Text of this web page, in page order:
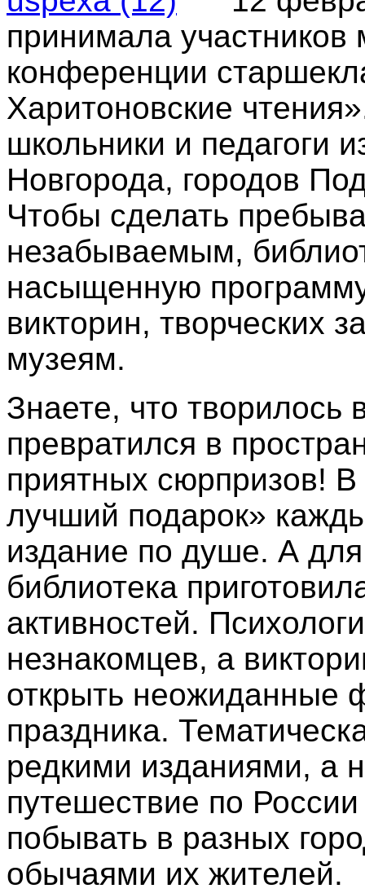
принимала
конференции
Харитоновские
школьники и педагоги
Новгорода, городов
Чтобы сделать
незабываемым,
насыщенную
викторин, творческих
музеям.
Знаете, что творилось
превратился в
приятных сюрпризов!
лучший подарок»
издание по душе. А для
библиотека
активностей.
незнакомцев, а
открыть неожиданные
праздника.
редкими изданиями, а
путешествие по
побывать в разных
обычаями их жителей.